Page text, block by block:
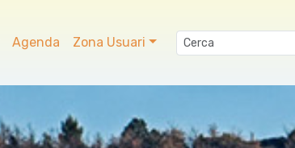
Agenda Zona Usuari